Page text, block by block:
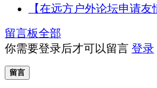
【在远方户外论坛申请友
留言板全部
你需要登录后才可以留言 登录
留言